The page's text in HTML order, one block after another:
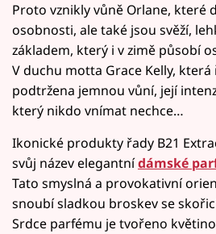
Proto vznikly vůně Orlane, které
osobnosti, ale také jsou svěží,
základem, který i v zimě působí
V duchu motta Grace Kelly, která
podtržena jemnou vůní, její
který nikdo vnímat nechce…
Ikonické produkty řady B21
svůj název elegantnídámské
Tato smyslná a provokativní
snoubí sladkou broskev se
Srdce parfému je tvořeno